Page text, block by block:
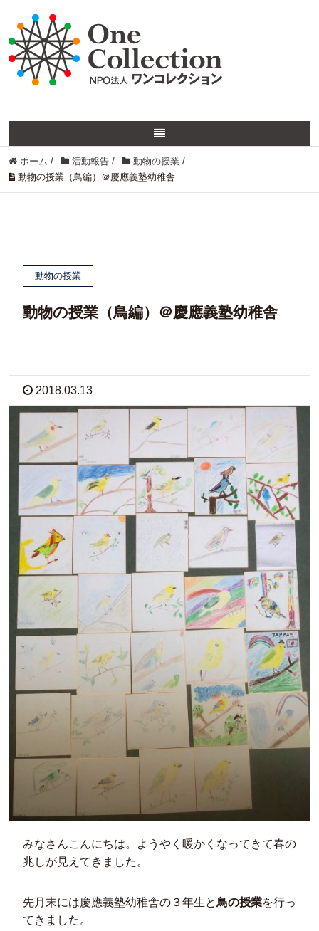
ホーム / 活動報告 / 動物の授業 /
動物の授業（鳥編）＠慶應義塾幼稚舎
動物の授業
動物の授業（鳥編）＠慶應義塾幼稚舎
2018.03.13
みなさんこんにちは。ようやく暖かくなってきて春の
兆しが見えてきました。
先月末には慶應義塾幼稚舎の３年生と鳥の授業を行っ
てきました。